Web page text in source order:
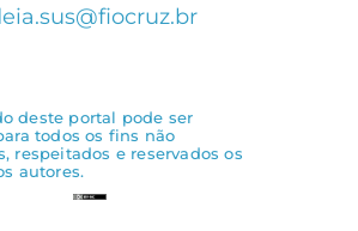
deste portal pode ser
todos os fins não
respeitados e reservados os
autores.